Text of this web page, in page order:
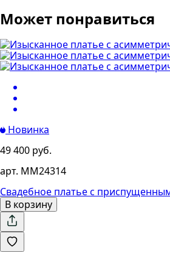
Может понравиться
Новинка
49 400 руб.
арт. MM24314
Свадебное платье с
В корзину